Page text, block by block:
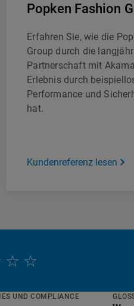
Popken Fashion
Erfahren Sie, wie die
Group durch die
Partnerschaft mit
Erlebnis durch
Performance und
hat.
Kundenreferenz lesen
UND COMPLIANCE